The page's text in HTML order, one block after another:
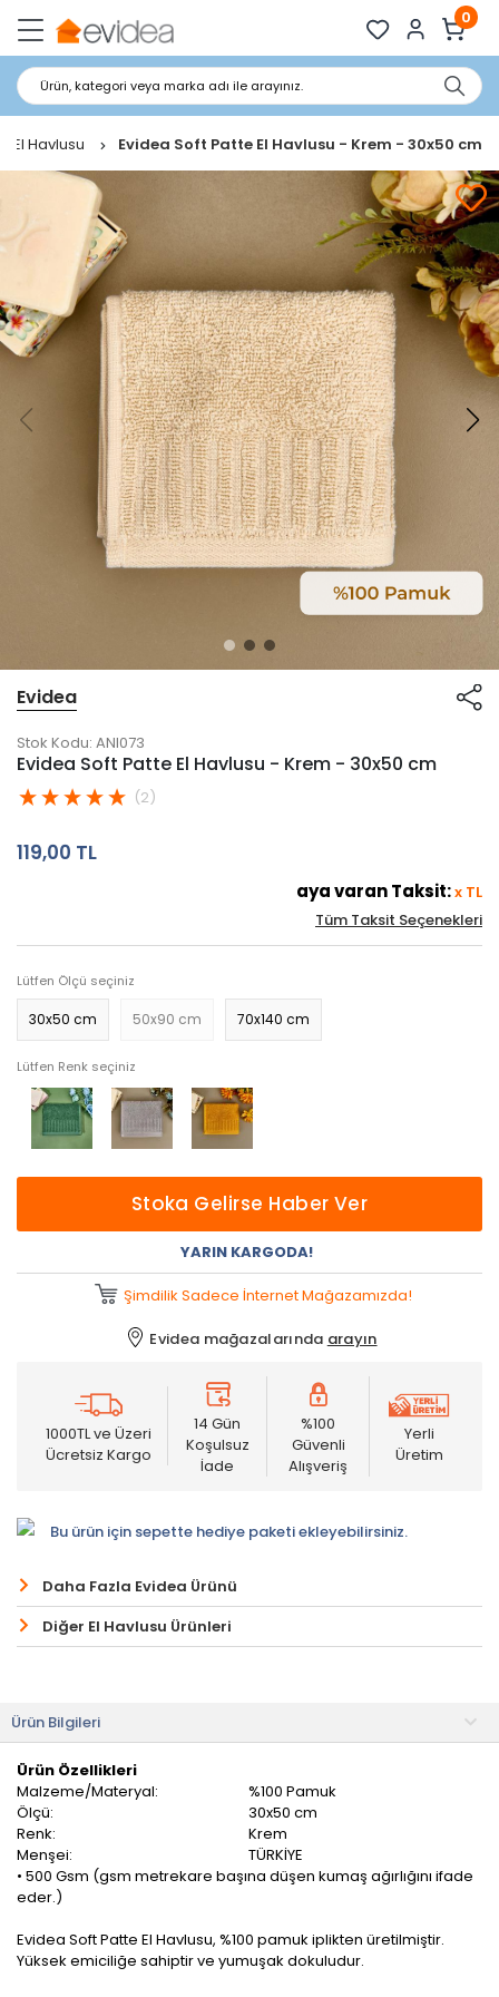
0
Ürün, kategori veya marka adı ile arayınız.
El Havlusu Evidea Soft Patte El Havlusu - Krem - 30x50 cm
Evidea
Stok Kodu: ANI073
Evidea Soft Patte El Havlusu - Krem - 30x50 cm
(2)
119,00 TL
aya varan Taksit:x TL
Tüm Taksit Seçenekleri
Lütfen Ölçü seçiniz
30x50 cm 50x90 cm 70x140 cm
Lütfen Renk seçiniz
Stoka Gelirse Haber Ver
YARIN KARGODA!
Şimdilik Sadece İnternet Mağazamızda!
Evidea mağazalarında arayın
1000TL ve Üzeri
Ücretsiz Kargo
14 Gün
Koşulsuz
İade
%100
Güvenli
Alışveriş
Yerli
Üretim
Bu ürün için sepette hediye paketi ekleyebilirsiniz.
Daha Fazla Evidea Ürünü
Diğer El Havlusu Ürünleri
Ürün Bilgileri
Ürün Özellikleri
Malzeme/Materyal:
%100 Pamuk
Ölçü:
30x50 cm
Renk:
Krem
Menşei:
TÜRKİYE
• 500 Gsm (gsm metrekare başına düşen kumaş ağırlığını ifade
eder.)
Evidea Soft Patte El Havlusu, %100 pamuk iplikten üretilmiştir.
Yüksek emiciliğe sahiptir ve yumuşak dokuludur.